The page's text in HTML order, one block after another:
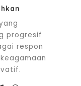
progresif
respon